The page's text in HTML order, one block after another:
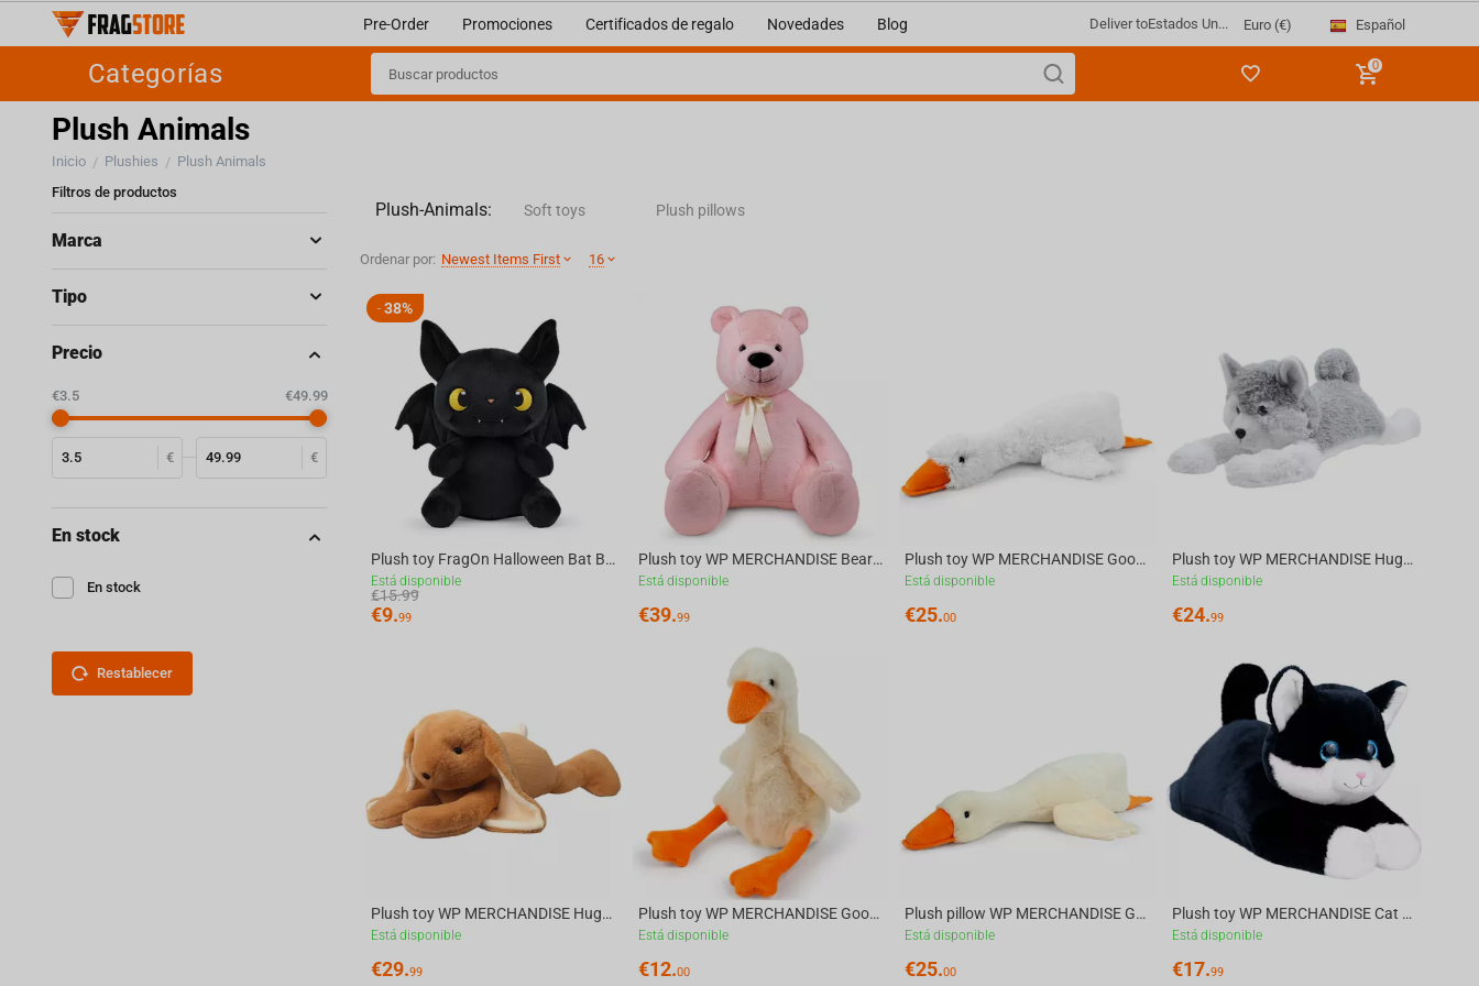
Pre-Order Promociones Certificados de regalo Novedades Blog Deliver toEstados Un... Euro (€) Español
Categorías 0
Plush Animals
Inicio / Plushies / Plush Animals
Plush-Animals: Soft toys Plush pillows
Ordenar por: Newest Items First 16
- 38%
Plush toy FragOn Halloween Bat Betty, 23 cm
Está disponible
€15.99
€9.99
Plush toy WP MERCHANDISE Bear Bella 76 cm
Está disponible
€39.99
Plush toy WP MERCHANDISE Goose Hrysha, white, 79 cm
Está disponible
€25.00
Plush toy WP MERCHANDISE Huggy Husky Lori, 77 cm
Está disponible
€24.99
Plush toy WP MERCHANDISE Huggy Bunny Sofi, 77 cm
Está disponible
€29.99
Plush toy WP MERCHANDISE Goose Pacco, ivory
Está disponible
€12.00
Plush pillow WP MERCHANDISE Goose Fredy, champagne, 78 cm
Está disponible
€25.00
Plush toy WP MERCHANDISE Cat Rubby ,40 cm
Está disponible
€17.99
Filtros de productos
Marca
Tipo
Precio
€ €
‎€3.5 ‎€49.99
En stock
En stock
Restablecer